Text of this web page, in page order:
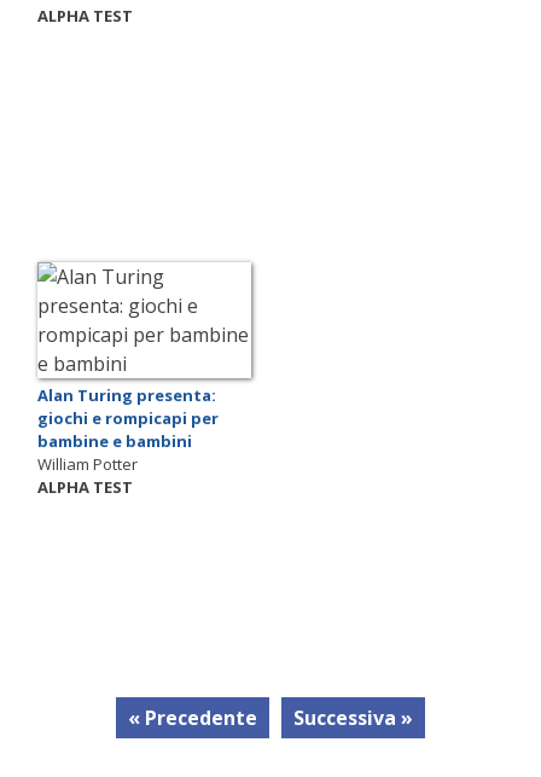
ALPHA TEST
Alan Turing presenta:
giochi e rompicapi per
bambine e bambini
William Potter
ALPHA TEST
« Precedente Successiva »